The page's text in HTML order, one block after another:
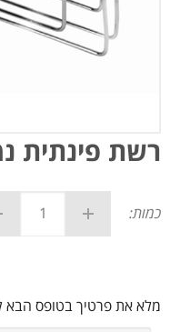
רשת פינתית
כמות:
מלא את פרטיך בטופס